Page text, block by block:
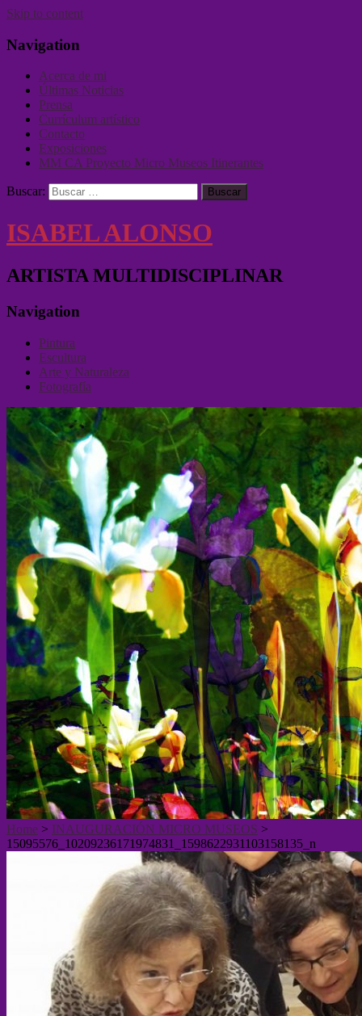
Skip to content
Navigation
Acerca de mi
Últimas Noticias
Prensa
Currículum artístico
Contacto
Exposiciones
MM CA Proyecto Micro Museos Itinerantes
Buscar:
ISABEL ALONSO
ARTISTA MULTIDISCIPLINAR
Navigation
Pintura
Escultura
Arte y Naturaleza
Fotografía
Home > INAUGURACIÓN MICRO MUSEOS >
15095576_10209236171974831_1598622931103158135_n